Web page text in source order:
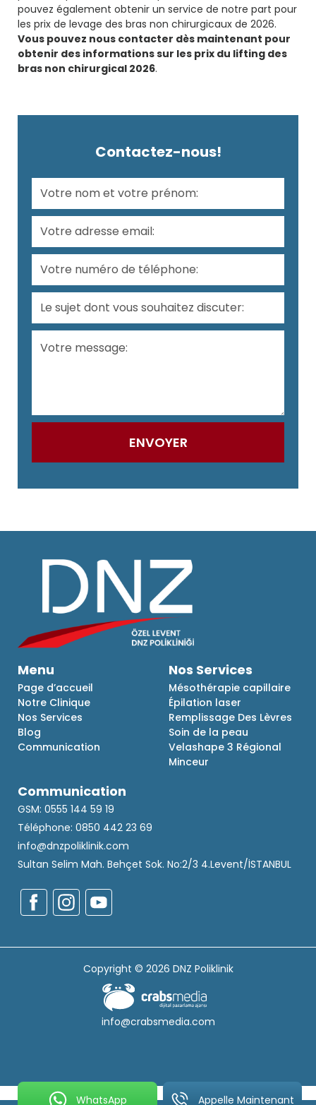
WhatsApp Appelle Maintenant
pouvez également obtenir un service de notre part pour
les prix de levage des bras non chirurgicaux de 2026.
Vous pouvez nous contacter dès maintenant pour
obtenir des informations sur les prix du lifting des
bras non chirurgical 2026.
Contactez-nous!
Menu
Page d’accueil
Notre Clinique
Nos Services
Blog
Communication
Nos Services
Mésothérapie capillaire
Épilation laser
Remplissage Des Lèvres
Soin de la peau
Velashape 3 Régional
Minceur
Communication
GSM: 0555 144 59 19
Téléphone: 0850 442 23 69
info@dnzpoliklinik.com
Sultan Selim Mah. Behçet Sok. No:2/3 4.Levent/İSTANBUL
Copyright © 2026 DNZ Poliklinik
info@crabsmedia.com